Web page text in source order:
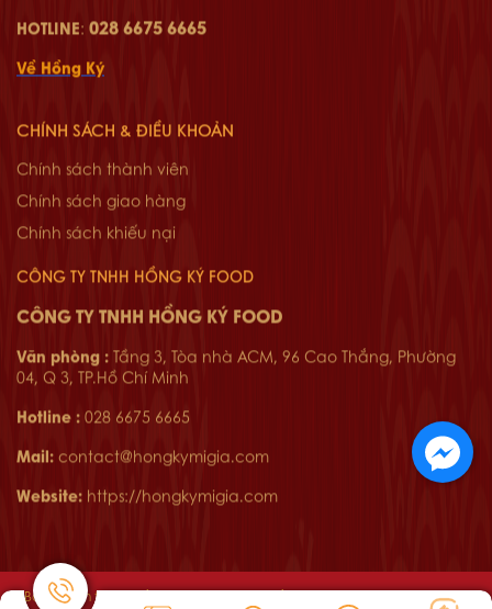
HOTLINE: 028 6675 6665
Về Hồng Ký
CHÍNH SÁCH & ĐIỀU KHOẢN
Chính sách thành viên
Chính sách giao hàng
Chính sách khiếu nại
CÔNG TY TNHH HỒNG KÝ FOOD
CÔNG TY TNHH HỒNG KÝ FOOD
Văn phòng : Tầng 3, Tòa nhà ACM, 96 Cao Thắng, Phường
04, Q 3, TP.Hồ Chí Minh
Hotline : 028 6675 6665
Mail: contact@hongkymigia.com
Website: https://hongkymigia.com
Bản quyền thuộc về Copyright 2026 © Hồng Ký Mì Gia - Design By Moti